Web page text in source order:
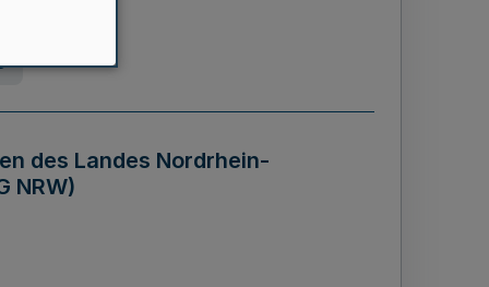
des Landes Nordrhein-
NRW)